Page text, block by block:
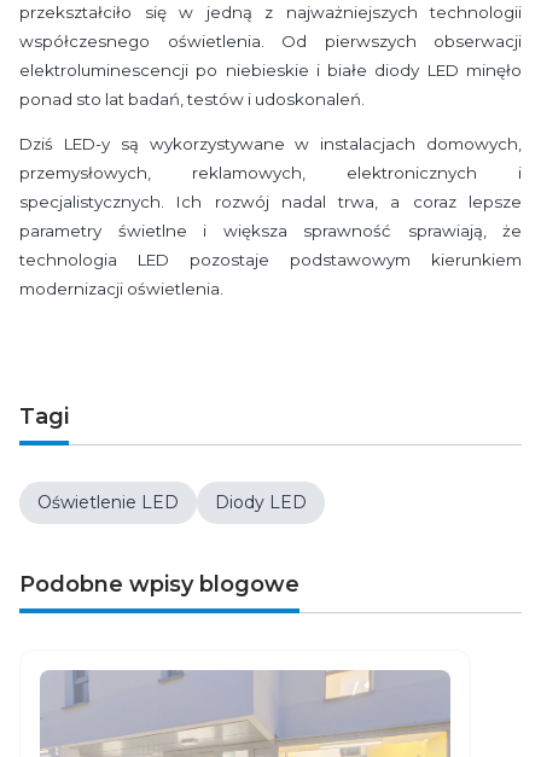
przekształciło się w jedną z najważniejszych technologii
współczesnego oświetlenia. Od pierwszych obserwacji
elektroluminescencji po niebieskie i białe diody LED minęło
ponad sto lat badań, testów i udoskonaleń.
Dziś LED-y są wykorzystywane w instalacjach domowych,
przemysłowych, reklamowych, elektronicznych i
specjalistycznych. Ich rozwój nadal trwa, a coraz lepsze
parametry świetlne i większa sprawność sprawiają, że
technologia LED pozostaje podstawowym kierunkiem
modernizacji oświetlenia.
Tagi
Oświetlenie LED Diody LED
Podobne wpisy blogowe